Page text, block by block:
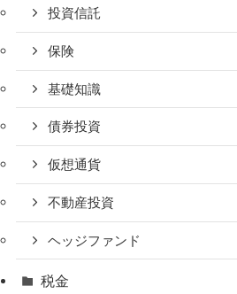
投資信託
保険
基礎知識
債券投資
仮想通貨
不動産投資
ヘッジファンド
税金